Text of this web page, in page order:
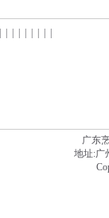
广东
地址:广